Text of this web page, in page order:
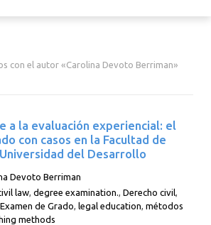
2002 2001 2000
con el autor «Carolina Devoto Berriman»
a la evaluación experiencial: el
con casos en la Facultad de
del Desarrollo
Devoto Berriman
law,degree examination.,Derecho civil,
Examen de Grado, legal education,métodos
methods